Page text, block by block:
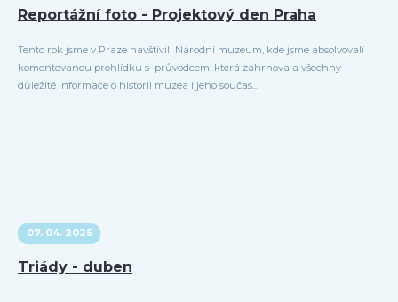
Reportážní foto - Projektový den Praha
Tento rok jsme v Praze navštívili Národní muzeum, kde jsme absolvovali
komentovanou prohlídku s průvodcem, která zahrnovala všechny
důležité informace o historii muzea i jeho součas...
07. 04. 2025
Triády - duben